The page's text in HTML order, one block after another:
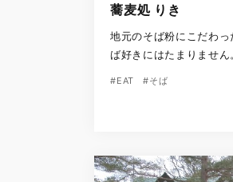
蕎麦処 りき
地元のそば粉にこだわ
ば好きにはたまりません
#EAT #そば